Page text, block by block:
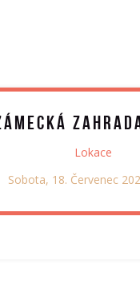
Lokace
Sobota, 18. Červenec